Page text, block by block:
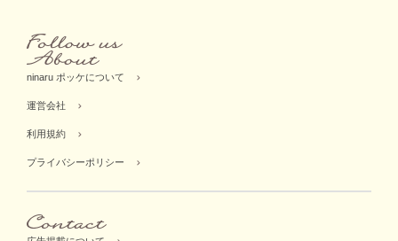
ninaru ポッケについて
運営会社
利用規約
プライバシーポリシー